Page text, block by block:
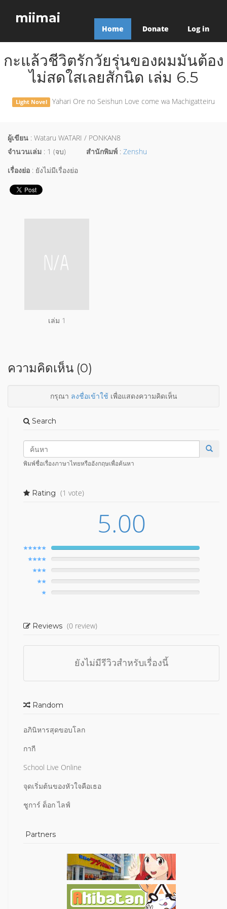
miimai
Home Donate Log in
กะแล้วชีวิตรักวัยรุ่นของผมมันต้อง
ไม่สดใสเลยสักนิด เล่ม 6.5
Light Novel Yahari Ore no Seishun Love come wa Machigatteiru
ผู้เขียน : Wataru WATARI / PONKAN8
จำนวนเล่ม : 1 (จบ) สำนักพิมพ์ : Zenshu
เรื่องย่อ : ยังไม่มีเรื่องย่อ
เล่ม 1
ความคิดเห็น (0)
กรุณา ลงชื่อเข้าใช้เพื่อแสดงความคิดเห็น
Search
พิมพ์ชื่อเรื่องภาษาไทยหรืออังกฤษเพื่อค้นหา
Rating (1 vote)
5.00
Reviews (0 review)
ยังไม่มีรีวิวสำหรับเรื่องนี้
Random
อภินิหารสุดขอบโลก
กากี
School Live Online
จุดเริ่มต้นของหัวใจคือเธอ
ชูการ์ ด็อก ไลฟ์
Partners